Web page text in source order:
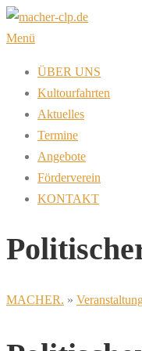
Zum
Inhalt
Menü
ÜBER UNS
Kultourfahrten
Aktuelles
Termine
Angebote
Förderverein
KONTAKT
MACHER. »